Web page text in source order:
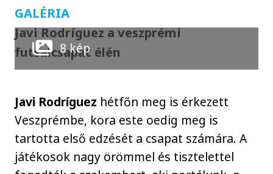
GALÉRIA
Javi Rodríguez a veszprémi
futsalcsapat élén
8 kép
Javi Rodríguez hétfőn meg is érkezett
Veszprémbe, kora este oedig meg is
tartotta első edzését a csapat számára. A
játékosok nagy örömmel és tisztelettel